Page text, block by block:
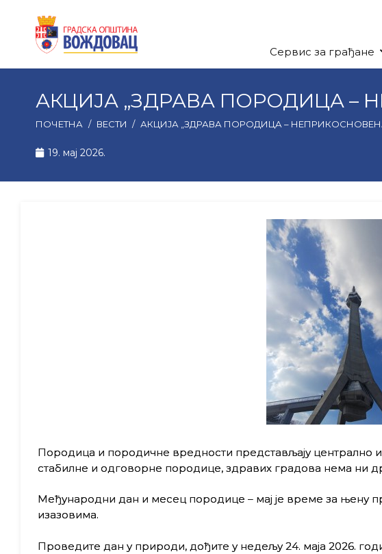
Сервис за грађане
АКЦИЈА „ЗДРАВА ПОРОДИЦА –
ПОЧЕТНА / ВЕСТИ / АКЦИЈА „ЗДРАВА ПОРОДИЦА –
19. мај 2026.
Породица и породичне вредности представљају централно
стабилне и одговорне породице, здравих градова нема ни
Међународни дан и месец породице – мај је време за њену
изазовима.
Проведите дан у природи, дођите у недељу 24. маја 2026.